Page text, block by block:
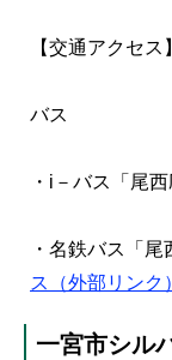
【交通アクセス】
バス
・i－バス「尾
・名鉄バス「
ス
（外部リンク）
一宮市シル